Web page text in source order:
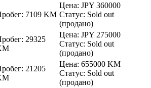
7109 KM
Цена: JPY 360000
Статус: Sold out
(продано)
29325
Цена: JPY 275000
Статус: Sold out
(продано)
21205
Цена: 655000 KM
Статус: Sold out
(продано)